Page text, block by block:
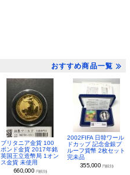
おすすめ商品一覧
ブリタニア金貨 100
ポンド金貨 2017年銘
英国王立造幣局 1オン
ス金貨 未使用
660,000 円(税別)
2002FIFA 日韓ワール
ドカップ 記念金銀プ
ルーフ貨幣 2枚セット
完未品
355,000 円(税別)